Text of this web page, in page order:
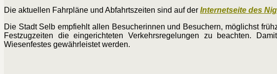
Die aktuellen Fahrpläne und Abfahrtszeiten sind auf der Internetseite des
Die Stadt Selb empfiehlt allen Besucherinnen und Besuchern, möglichst
Festzugzeiten die eingerichteten Verkehrsregelungen zu beachten.
Wiesenfestes gewährleistet werden.